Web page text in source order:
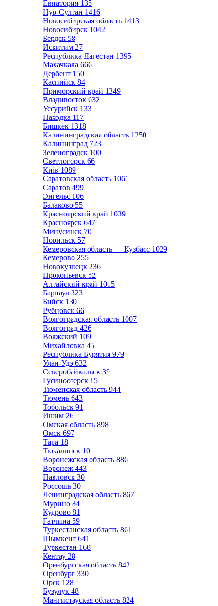
Евпатория 135
Нур-Султан 1416
Новосибирская область 1413
Новосибирск 1042
Бердск 58
Искитим 27
Республика Дагестан 1395
Махачкала 666
Дербент 150
Каспийск 84
Приморский край 1349
Владивосток 632
Уссурийск 133
Находка 117
Бишкек 1318
Калининградская область 1250
Калининград 723
Зеленоградск 100
Светлогорск 66
Київ 1089
Саратовская область 1061
Саратов 499
Энгельс 106
Балаково 55
Красноярский край 1039
Красноярск 647
Минусинск 70
Норильск 57
Кемеровская область — Кузбасс 1029
Кемерово 255
Новокузнецк 236
Прокопьевск 52
Алтайский край 1015
Барнаул 323
Бийск 130
Рубцовск 66
Волгоградская область 1007
Волгоград 426
Волжский 109
Михайловка 45
Республика Бурятия 979
Улан-Удэ 632
Северобайкальск 39
Гусиноозерск 15
Тюменская область 944
Тюмень 643
Тобольск 91
Ишим 26
Омская область 898
Омск 697
Тара 18
Тюкалинск 10
Воронежская область 886
Воронеж 443
Павловск 30
Россошь 30
Ленинградская область 867
Мурино 84
Кудрово 81
Гатчина 59
Туркестанская область 861
Шымкент 641
Туркестан 168
Кентау 28
Оренбургская область 842
Оренбург 330
Орск 128
Бузулук 48
Мангистауская область 824